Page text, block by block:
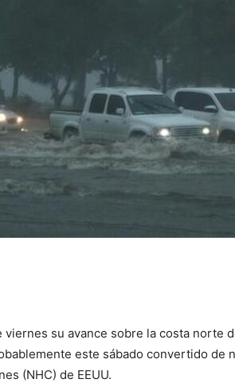
su avance sobre la costa norte
este sábado convertido de
(NHC) de EEUU.